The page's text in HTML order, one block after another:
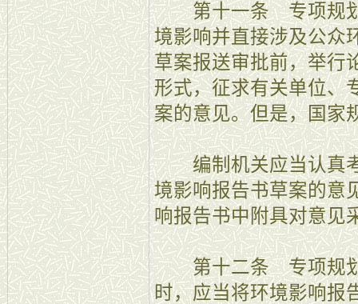
第十一条 专项规划
境影响并直接涉及公众
草案报送审批前，举行
形式，征求有关单位、
案的意见。但是，国家
编制机关应当认真考
境影响报告书草案的意
响报告书中附具对意见
第十二条 专项规划
时，应当将环境影响报